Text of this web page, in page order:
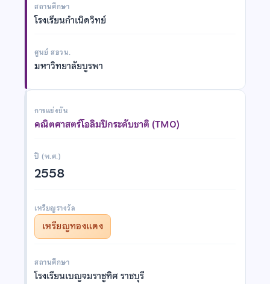
สถานศึกษา
โรงเรียนกำเนิดวิทย์
ศูนย์ สอวน.
มหาวิทยาลัยบูรพา
การแข่งขัน
คณิตศาสตร์โอลิมปิกระดับชาติ (TMO)
ปี (พ.ศ.)
2558
เหรียญรางวัล
เหรียญทองแดง
สถานศึกษา
โรงเรียนเบญจมราชูทิศ ราชบุรี